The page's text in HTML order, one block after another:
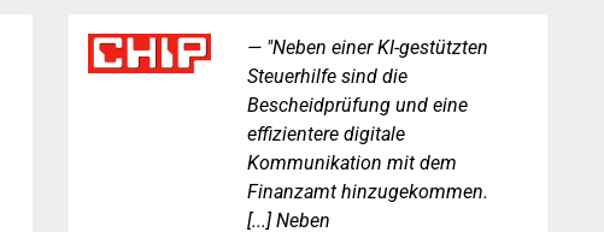
"Neben einer KI-gestützten
Steuerhilfe sind die
Bescheidprüfung und eine
effizientere digitale
Kommunikation mit dem
Finanzamt hinzugekommen.
[...] Neben